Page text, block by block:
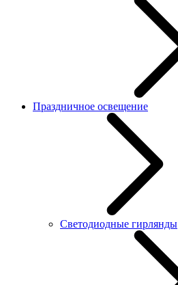
Праздничное освещение
Светодиодные гирлянды